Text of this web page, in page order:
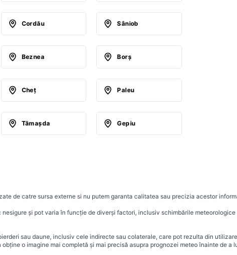
Cordău Sâniob
Beznea Borş
Cheţ Paleu
Tămaşda Gepiu
de catre sursa externe si nu putem garanta calitatea sau precizia acestor
și pot varia în funcție de diverși factori, inclusiv schimbările
sau daune, inclusiv cele indirecte sau colaterale, care pot rezulta din
o imagine mai completă și mai precisă asupra prognozei meteo înainte de a